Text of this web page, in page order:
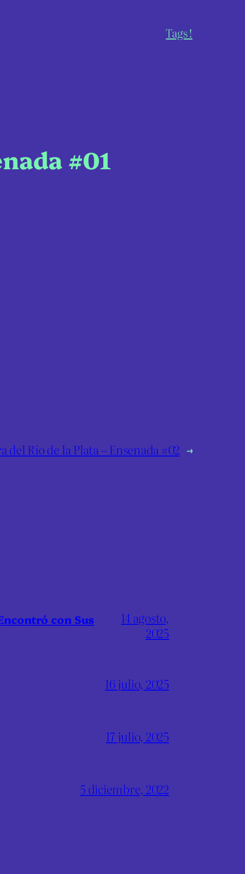
Tags !
#01
del Río de la Plata – Ensenada #02 →
con Sus
14 agosto,
2025
16 julio, 2025
17 julio, 2025
5 diciembre, 2022